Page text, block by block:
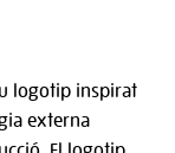
logotip inspirat
externa